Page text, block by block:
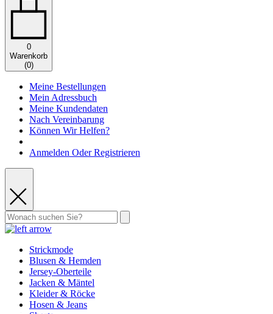
0
Warenkorb
(0)
Meine Bestellungen
Mein Adressbuch
Meine Kundendaten
Nach Vereinbarung
Können Wir Helfen?
Anmelden Oder Registrieren
Strickmode
Blusen & Hemden
Jersey-Oberteile
Jacken & Mäntel
Kleider & Röcke
Hosen & Jeans